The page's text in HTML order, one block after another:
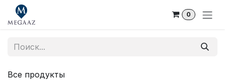
Skip to Content
0
Все продукты